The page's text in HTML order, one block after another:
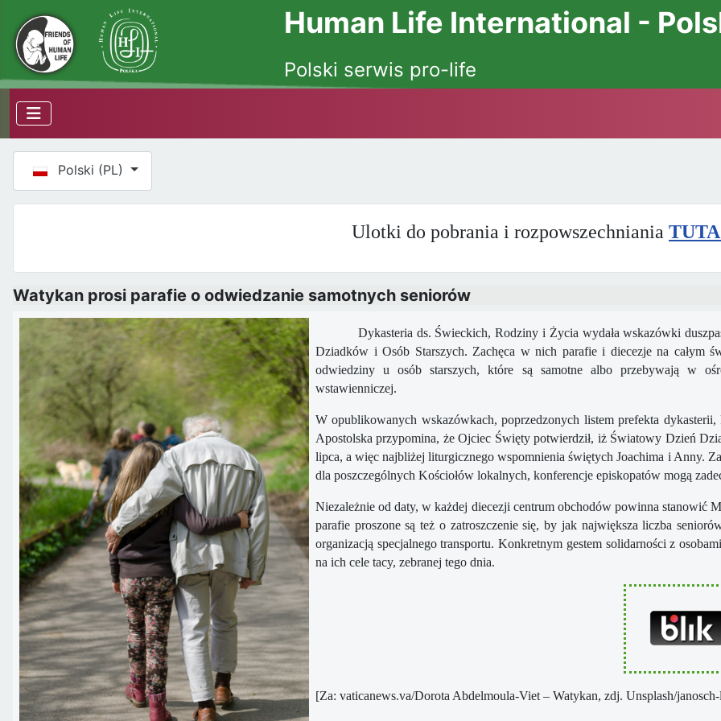
Human Life International -
Polski serwis pro-life
Wybierz swój język
Polski (PL)
Ulotki do pobrania i rozpowszechniania
Watykan prosi parafie o odwiedzanie samotnych seniorów
Dykasteria ds. Świeckich, Rodziny i Życia wydała wskazówki
Dziadków i Osób Starszych. Zachęca w nich parafie i diecezje na całym
odwiedziny u osób starszych, które są samotne albo przebywają w
wstawienniczej.
W opublikowanych wskazówkach, poprzedzonych listem prefekta
Apostolska przypomina, że Ojciec Święty potwierdził, iż Światowy Dzień
lipca, a więc najbliżej liturgicznego wspomnienia świętych Joachima i Anny.
dla poszczególnych Kościołów lokalnych, konferencje episkopatów mogą
Niezależnie od daty, w każdej diecezji centrum obchodów powinna stanowić
parafie proszone są też o zatroszczenie się, by jak największa liczba
organizacją specjalnego transportu. Konkretnym gestem solidarności z
na ich cele tacy, zebranej tego dnia.
[Za: vaticanews.va/Dorota Abdelmoula-Viet – Watykan, zdj. Unsplash/